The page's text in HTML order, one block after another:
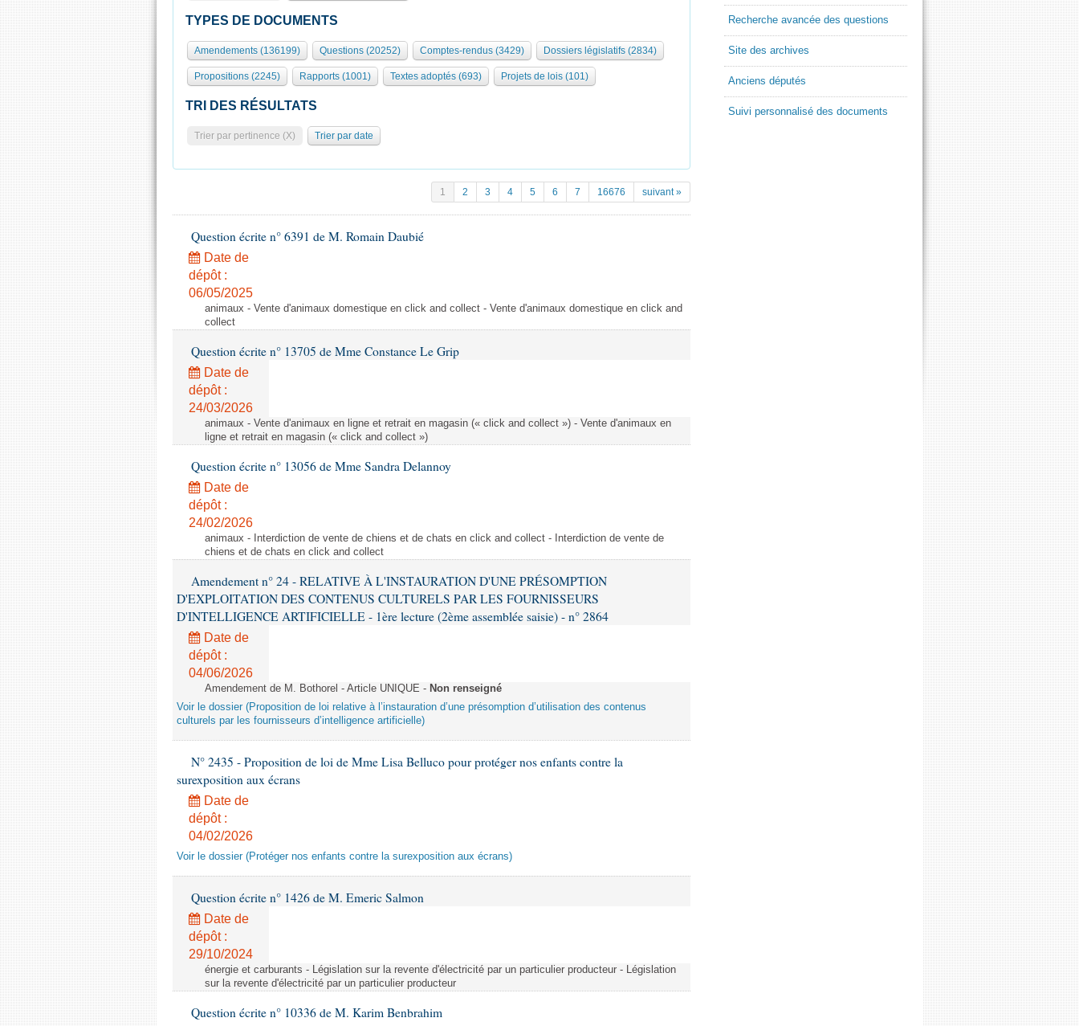
TYPES DE DOCUMENTS
Amendements (136199) Questions (20252) Comptes-rendus (3429) Dossiers législatifs (2834)
Propositions (2245) Rapports (1001) Textes adoptés (693) Projets de lois (101)
TRI DES RÉSULTATS
Trier par pertinence (X) Trier par date
1 2 3 4 5 6 7 16676 suivant »
Question écrite n° 6391 de M. Romain Daubié
Date de
dépôt :
06/05/2025
animaux - Vente d'animaux domestique en click and collect - Vente d'animaux domestique en click and
collect
Question écrite n° 13705 de Mme Constance Le Grip
Date de
dépôt :
24/03/2026
animaux - Vente d'animaux en ligne et retrait en magasin (« click and collect ») - Vente d'animaux en
ligne et retrait en magasin (« click and collect »)
Question écrite n° 13056 de Mme Sandra Delannoy
Date de
dépôt :
24/02/2026
animaux - Interdiction de vente de chiens et de chats en click and collect - Interdiction de vente de
chiens et de chats en click and collect
Amendement n° 24 - RELATIVE À L'INSTAURATION D'UNE PRÉSOMPTION
D'EXPLOITATION DES CONTENUS CULTURELS PAR LES FOURNISSEURS
D'INTELLIGENCE ARTIFICIELLE - 1ère lecture (2ème assemblée saisie) - n° 2864
Date de
dépôt :
04/06/2026
Amendement de M. Bothorel - Article UNIQUE - Non renseigné
Voir le dossier (Proposition de loi relative à l’instauration d’une présomption d’utilisation des contenus
culturels par les fournisseurs d’intelligence artificielle)
N° 2435 - Proposition de loi de Mme Lisa Belluco pour protéger nos enfants contre la
surexposition aux écrans
Date de
dépôt :
04/02/2026
Voir le dossier (Protéger nos enfants contre la surexposition aux écrans)
Question écrite n° 1426 de M. Emeric Salmon
Date de
dépôt :
29/10/2024
énergie et carburants - Législation sur la revente d'électricité par un particulier producteur - Législation
sur la revente d'électricité par un particulier producteur
Question écrite n° 10336 de M. Karim Benbrahim
Recherche avancée des questions
Site des archives
Anciens députés
Suivi personnalisé des documents